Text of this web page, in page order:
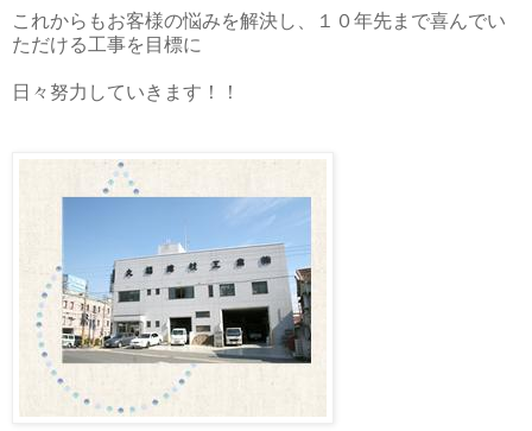
これからもお客様の悩みを解決し、１０年先まで喜んでい
ただける工事を目標に
日々努力していきます！！